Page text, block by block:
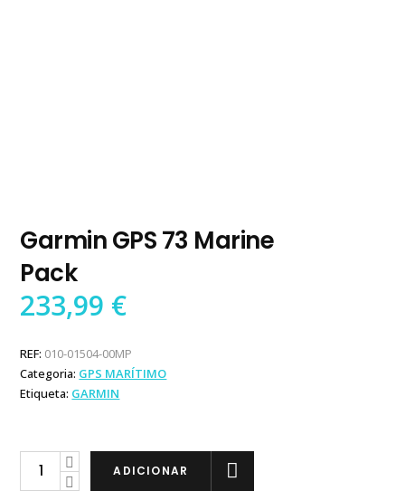
Garmin GPS 73 Marine
Pack
233,99 €
REF: 010-01504-00MP
Categoria: GPS MARÍTIMO
Etiqueta: GARMIN
Garmin
ADICIONAR